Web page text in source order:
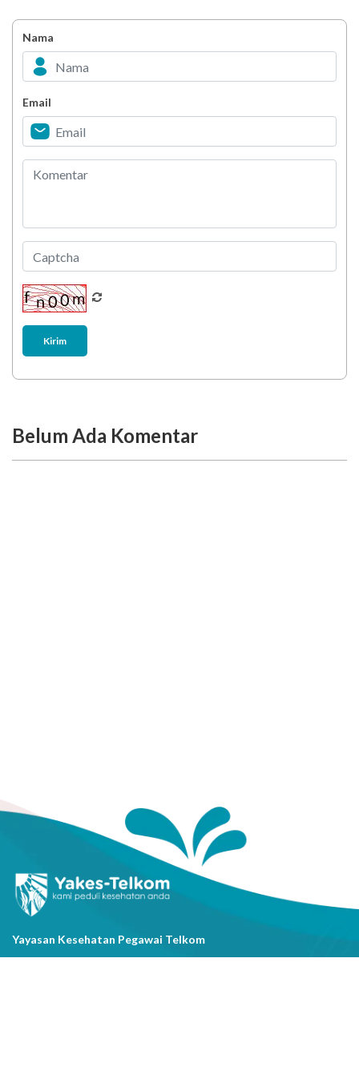
Melihat Pelanggaran atau Kecurangan
Penyuapan?? Segera Laporkan!
Nama
Email
Kirim
Belum Ada Komentar
Yayasan Kesehatan Pegawai Telkom